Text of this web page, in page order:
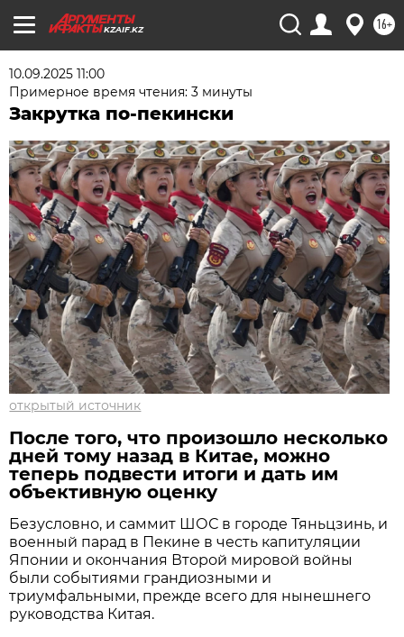
KZAIF.KZ 16+
10.09.2025 11:00
Примерное время чтения: 3 минуты
Закрутка по-пекински
открытый источник
После того, что произошло несколько
дней тому назад в Китае, можно
теперь подвести итоги и дать им
объективную оценку
Безусловно, и саммит ШОС в городе Тяньцзинь, и
военный парад в Пекине в честь капитуляции
Японии и окончания Второй мировой войны
были событиями грандиозными и
триумфальными, прежде всего для нынешнего
руководства Китая.